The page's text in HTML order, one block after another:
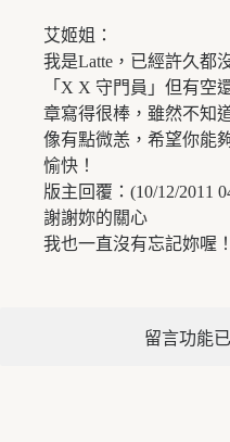
艾姬姐：
我是Latte，已經許久都
「X X 守門員」但有空
章寫得很棒，雖然不知
像有點微恙，希望你能
愉快！
版主回覆：(10/12/2011
謝謝妳的關心
我也一直沒有忘記妳喔！
留言功能